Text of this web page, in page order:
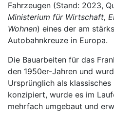
Fahrzeugen (Stand: 2023,
Ministerium für Wirtschaft,
Wohnen) eines der am
Autobahnkreuze in Europa.
Die Bauarbeiten für das
den 1950er-Jahren und
Ursprünglich als
konzipiert, wurde es im
mehrfach umgebaut und